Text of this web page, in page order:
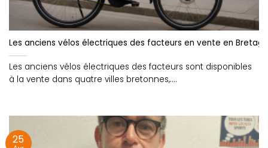
Les anciens vélos électriques des facteurs en vente en
Les anciens vélos électriques des facteurs sont disponibles
à la vente dans quatre villes bretonnes,....
25